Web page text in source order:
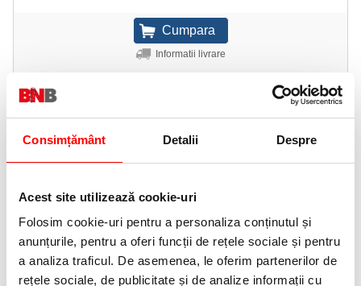
Consimțământ Detalii Despre
Acest site utilizează cookie-uri
Folosim cookie-uri pentru a personaliza conținutul și
anunțurile, pentru a oferi funcții de rețele sociale și pentru
a analiza traficul. De asemenea, le oferim partenerilor de
rețele sociale, de publicitate și de analize informații cu
Informatii livrare
Ascutitoare Maped.
Cu rezervor(container).
Actionare
Manuala
Orificii
1 orificiu
Rezervor
Cu rezervor